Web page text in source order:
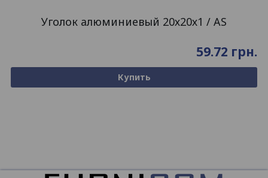
Уголок алюминиевый 20х20х1 / AS
59.72 грн.
Купить